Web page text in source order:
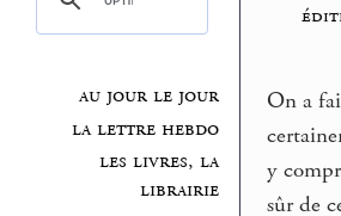
au jour le jour
la lettre hebdo
les livres, la
librairie
On a
y
sûr de